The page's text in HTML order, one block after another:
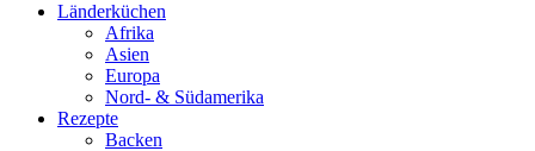
Länderküchen
Afrika
Asien
Europa
Nord- & Südamerika
Rezepte
Backen